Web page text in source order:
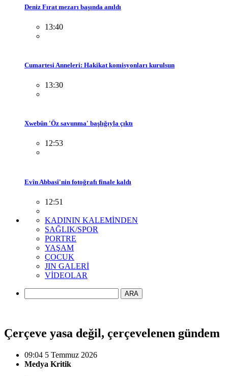
Deniz Fırat mezarı başında anıldı
13:40
Cumartesi Anneleri: Hakikat komisyonları kurulsun
13:30
Xwebûn 'Öz savunma' başlığıyla çıktı
12:53
Evîn Abbasî'nin fotoğrafı finale kaldı
12:51
KADININ KALEMİNDEN
SAĞLIK/SPOR
PORTRE
YAŞAM
ÇOCUK
JIN GALERİ
VİDEOLAR
ARA
Çerçeve yasa değil, çerçevelenen gündem
09:04 5 Temmuz 2026
Medya Kritik